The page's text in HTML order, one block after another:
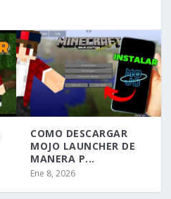
COMO DESCARGAR
MOJO LAUNCHER DE
MANERA P...
Ene 8, 2026